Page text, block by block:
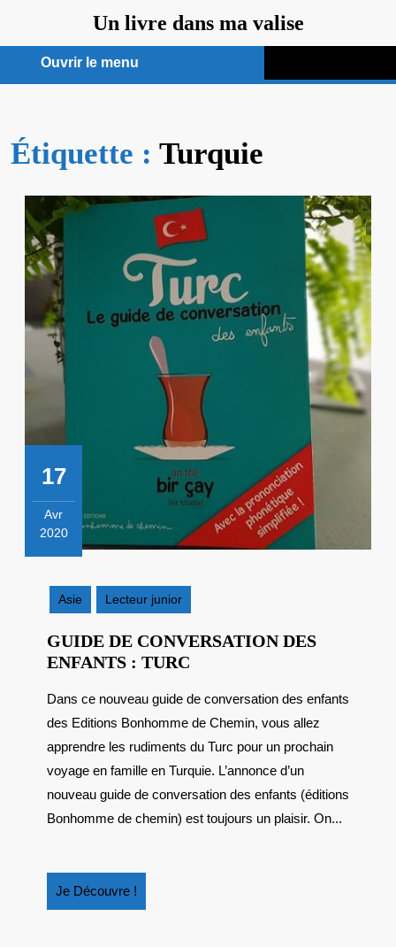
contenu
Un livre dans ma valise
Ouvrir le menu
menu
Étiquette : Turquie
17
Avr
2020
2020
Asie
Lecteur junior
GUIDE DE CONVERSATION DES
ENFANTS : TURC
CONVERSATION
DES
ENFANTS
:
TURC
Dans ce nouveau guide de conversation des enfants
des Editions Bonhomme de Chemin, vous allez
apprendre les rudiments du Turc pour un prochain
voyage en famille en Turquie. L’annonce d’un
nouveau guide de conversation des enfants (éditions
Bonhomme de chemin) est toujours un plaisir. On...
Je Découvre !
Découvre